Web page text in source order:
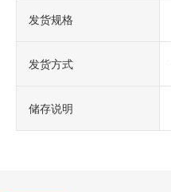
发货规格
发货方式
储存说明